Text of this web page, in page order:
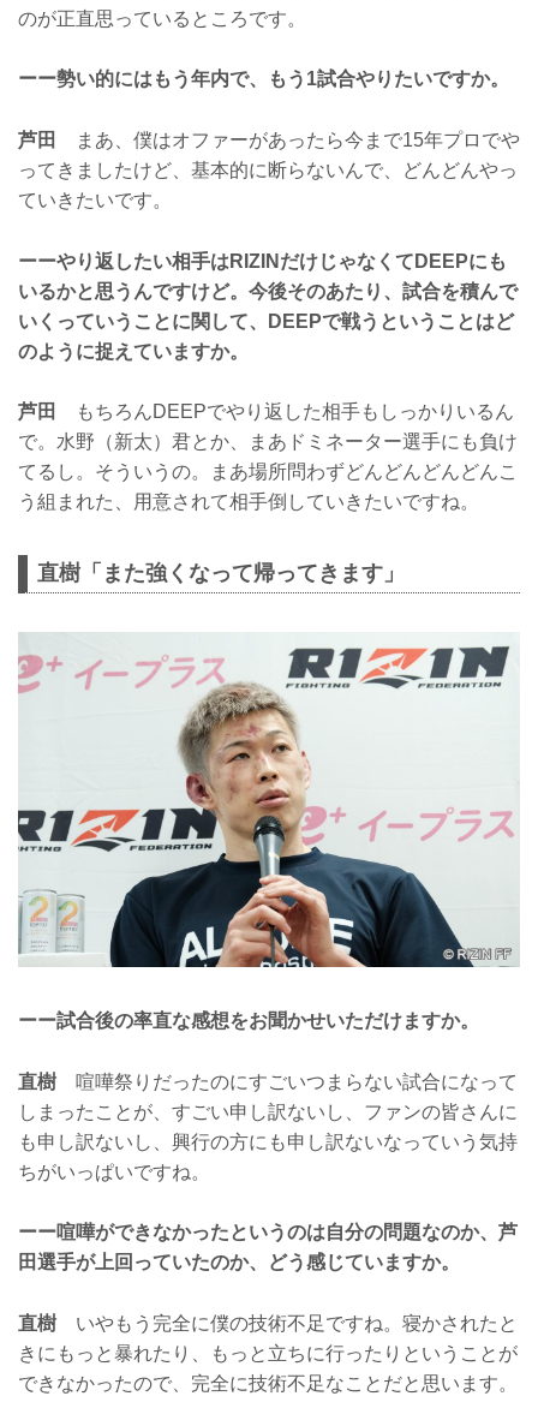
のが正直思っているところです。
ーー勢い的にはもう年内で、もう1試合やりたいですか。
芦田
まあ、僕はオファーがあったら今まで15年プロでや
ってきましたけど、基本的に断らないんで、どんどんやっ
ていきたいです。
ーーやり返したい相手はRIZINだけじゃなくてDEEPにも
いるかと思うんですけど。今後そのあたり、試合を積んで
いくっていうことに関して、DEEPで戦うということはど
のように捉えていますか。
芦田
もちろんDEEPでやり返した相手もしっかりいるん
で。水野（新太）君とか、まあドミネーター選手にも負け
てるし。そういうの。まあ場所問わずどんどんどんどんこ
う組まれた、用意されて相手倒していきたいですね。
直樹「また強くなって帰ってきます」
ーー試合後の率直な感想をお聞かせいただけますか。
直樹 喧嘩祭りだったのにすごいつまらない試合になって
しまったことが、すごい申し訳ないし、ファンの皆さんに
も申し訳ないし、興行の方にも申し訳ないなっていう気持
ちがいっぱいですね。
ーー喧嘩ができなかったというのは自分の問題なのか、芦
田選手が上回っていたのか、どう感じていますか。
直樹 いやもう完全に僕の技術不足ですね。寝かされたと
きにもっと暴れたり、もっと立ちに行ったりということが
できなかったので、完全に技術不足なことだと思います。